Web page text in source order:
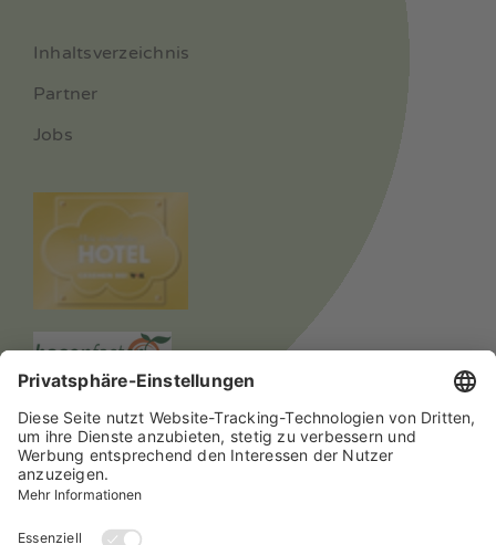
Inhaltsverzeichnis
Partner
Jobs
© 2024 Alle Rechte vorbehalten Hotel mein inselglück